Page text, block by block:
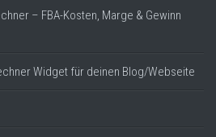
– FBA-Kosten, Marge & Gewinn
Widget für deinen Blog/Webseite